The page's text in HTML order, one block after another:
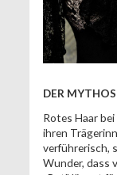
DER
Rotes Haar
ihren
verführerisch,
Wunder, dass